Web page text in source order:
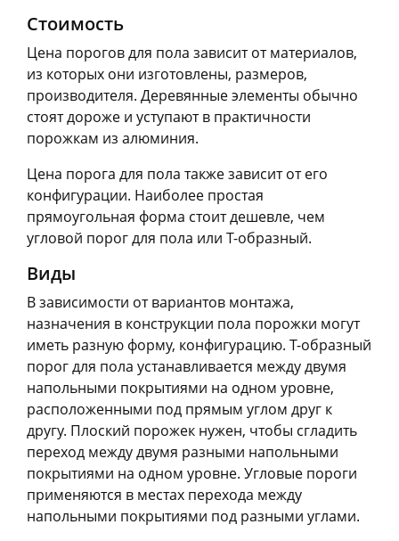
Стоимость
Цена порогов для пола зависит от материалов,
из которых они изготовлены, размеров,
производителя. Деревянные элементы обычно
стоят дороже и уступают в практичности
порожкам из алюминия.
Цена порога для пола также зависит от его
конфигурации. Наиболее простая
прямоугольная форма стоит дешевле, чем
угловой порог для пола или Т-образный.
Виды
В зависимости от вариантов монтажа,
назначения в конструкции пола порожки могут
иметь разную форму, конфигурацию. Т-образный
порог для пола устанавливается между двумя
напольными покрытиями на одном уровне,
расположенными под прямым углом друг к
другу. Плоский порожек нужен, чтобы сгладить
переход между двумя разными напольными
покрытиями на одном уровне. Угловые пороги
применяются в местах перехода между
напольными покрытиями под разными углами.